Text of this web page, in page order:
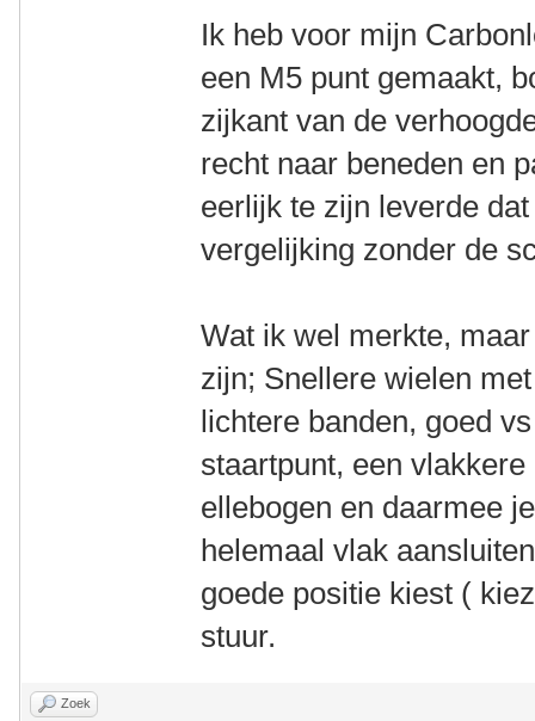
Ik heb voor mijn
een M5 punt gemaakt,
zijkant van de
recht naar beneden en
eerlijk te zijn leverde
vergelijking zonder de
Wat ik wel merkte,
zijn; Snellere wielen
lichtere banden, goed
staartpunt, een
ellebogen en daarmee
helemaal vlak
goede positie kiest (
stuur.
Zoek